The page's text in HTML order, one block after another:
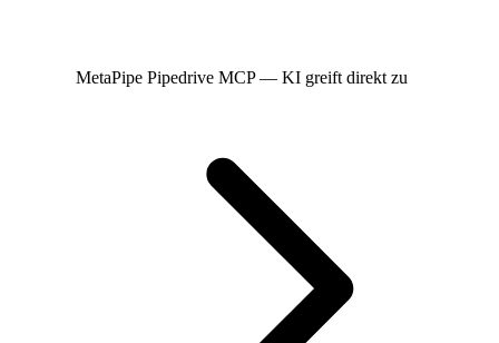
MetaPipe Pipedrive MCP — KI greift direkt zu